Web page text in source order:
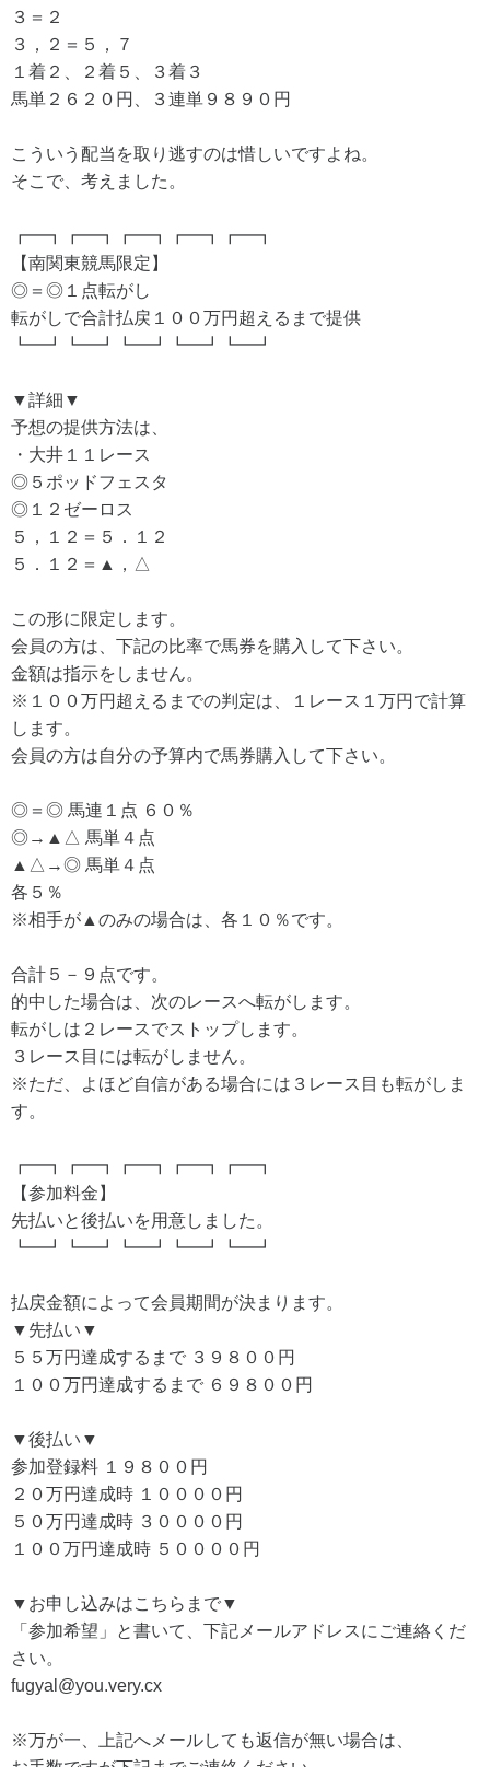
３＝２
３，２＝５，７
１着２、２着５、３着３
馬単２６２０円、３連単９８９０円
こういう配当を取り逃すのは惜しいですよね。
そこで、考えました。
┏━┓┏━┓┏━┓┏━┓┏━┓
【南関東競馬限定】
◎＝◎１点転がし
転がしで合計払戻１００万円超えるまで提供
┗━┛┗━┛┗━┛┗━┛┗━┛
▼詳細▼
予想の提供方法は、
・大井１１レース
◎５ポッドフェスタ
◎１２ゼーロス
５，１２＝５．１２
５．１２＝▲，△
この形に限定します。
会員の方は、下記の比率で馬券を購入して下さい。
金額は指示をしません。
※１００万円超えるまでの判定は、１レース１万円で計算
します。
会員の方は自分の予算内で馬券購入して下さい。
◎＝◎ 馬連１点 ６０％
◎→▲△ 馬単４点
▲△→◎ 馬単４点
各５％
※相手が▲のみの場合は、各１０％です。
合計５－９点です。
的中した場合は、次のレースへ転がします。
転がしは２レースでストップします。
３レース目には転がしません。
※ただ、よほど自信がある場合には３レース目も転がしま
す。
┏━┓┏━┓┏━┓┏━┓┏━┓
【参加料金】
先払いと後払いを用意しました。
┗━┛┗━┛┗━┛┗━┛┗━┛
払戻金額によって会員期間が決まります。
▼先払い▼
５５万円達成するまで ３９８００円
１００万円達成するまで ６９８００円
▼後払い▼
参加登録料 １９８００円
２０万円達成時 １００００円
５０万円達成時 ３００００円
１００万円達成時 ５００００円
▼お申し込みはこちらまで▼
「参加希望」と書いて、下記メールアドレスにご連絡くだ
さい。
fugyal@you.very.cx
※万が一、上記へメールしても返信が無い場合は、